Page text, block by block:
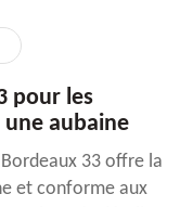
pour les
aubaine
33 offre la
et conforme aux